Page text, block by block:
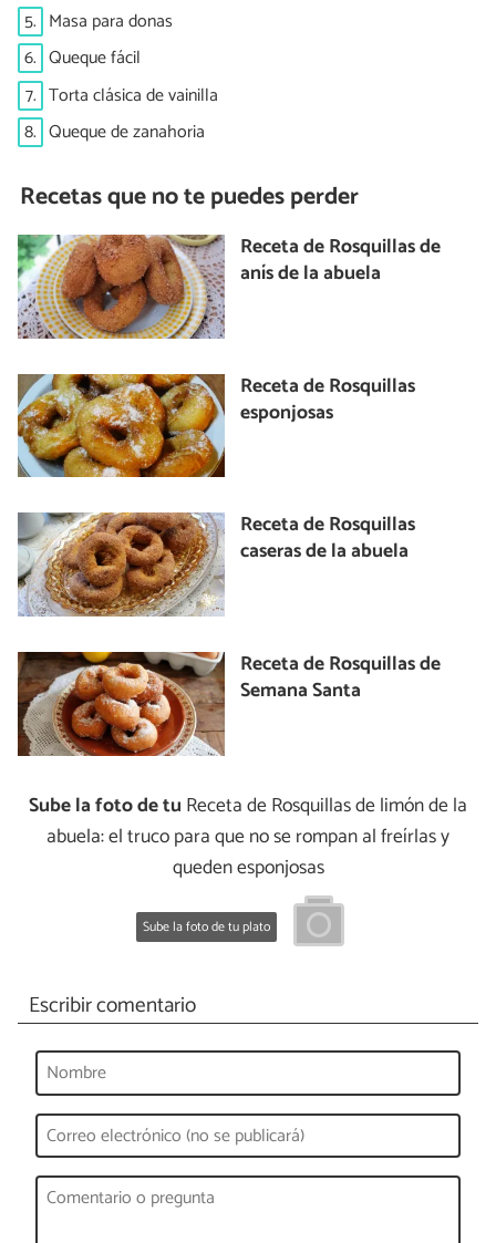
5. Masa para donas
6. Queque fácil
7. Torta clásica de vainilla
8. Queque de zanahoria
Recetas que no te puedes perder
Receta de Rosquillas de
anís de la abuela
Receta de Rosquillas
esponjosas
Receta de Rosquillas
caseras de la abuela
Receta de Rosquillas de
Semana Santa
Sube la foto de tu Receta de Rosquillas de limón de la
abuela: el truco para que no se rompan al freírlas y
queden esponjosas
Sube la foto de tu plato
Escribir comentario